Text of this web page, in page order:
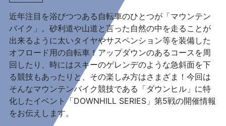
近年注目を浴びつつある自転車のひとつが「マウンテン
バイク」。砂利道や山道と言った自然の中を走ることが
出来るように太いタイヤやサスペンション等を装備した
オフロード用の自転車！アップダウンのあるコースを周
回したり、時にはスキーのゲレンデのような急斜面を下
る競技もあったりと、その楽しみ方はさまざま！今回は
そんなマウンテンバイク競技である「ダウンヒル」に特
化したイベント「DOWNHILL SERIES」第5戦の開催情報
をお伝えします。